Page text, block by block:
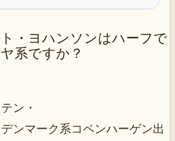
・ヨハンソンはハーフで
系ですか？
ン・
ンマーク系コペンハーゲン出